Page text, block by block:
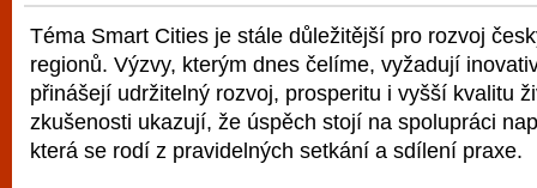
Téma Smart Cities je stále důležitější pro rozvoj
regionů. Výzvy, kterým dnes čelíme, vyžadují
přinášejí udržitelný rozvoj, prosperitu i vyšší kvalitu
zkušenosti ukazují, že úspěch stojí na spolupráci
která se rodí z pravidelných setkání a sdílení praxe.
metropoli naleznete širokou nabídku her
po moderní automaty jak pro pravidelné
příležitostné hráče. V...